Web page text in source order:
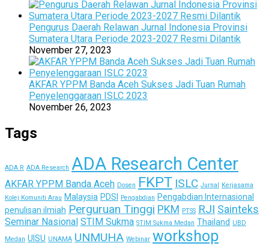
Pengurus Daerah Relawan Jurnal Indonesia Provinsi
Sumatera Utara Periode 2023-2027 Resmi Dilantik
November 27, 2023
AKFAR YPPM Banda Aceh Sukses Jadi Tuan Rumah
Penyelenggaraan ISLC 2023
November 26, 2023
Tags
ADA R ADA Research ADA Research Center
AKFAR YPPM Banda Aceh Dosen FKPT ISLC Jurnal
Kerjasama
Kolej Komuniti Arau Malaysia PDSI Pengabdian Pengabdian Internasional
penulisan ilmiah Perguruan Tinggi PKM PTSS RJI Sainteks
Seminar Nasional STIM Sukma STIM Sukma Medan Thailand UBD
Medan UISU UNAMA UNMUHA Webinar workshop